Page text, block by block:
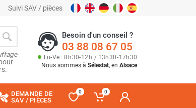
Suivi SAV / pièces
Besoin d'un conseil ?
03 88 08 67 05
Lu-Ve : 8h30-12h / 13h30-17h30
Nous sommes à Sélestat, en Alsace
DEMANDE DE
SAV / PIÈCES
0 0